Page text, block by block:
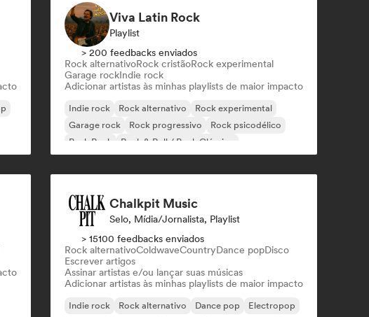
Viva Latin Rock
Playlist
> 200 feedbacks enviados
Rock alternativoRock cristãoRock experimental
Garage rockIndie rock
Adicionar artistas às minhas playlists de maior impacto
Indie rock Rock alternativo
Rock experimental
Garage rock
Rock progressivo
Rock psicodélico
Punk Rock
Rock & Roll / Rock Clássico
Chalkpit Music
Selo, Mídia/Jornalista, Playlist
> 15100 feedbacks enviados
Rock alternativoColdwaveCountryDance popDisco
Escrever artigos
Assinar artistas e/ou lançar suas músicas
Adicionar artistas às minhas playlists de maior impacto
Indie rock Rock alternativo Dance pop
Electropop